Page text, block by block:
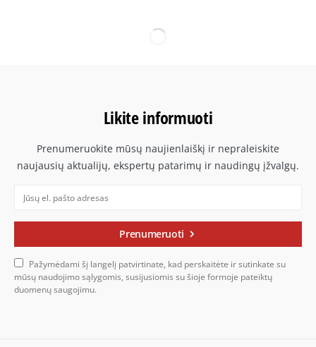
Likite informuoti
Prenumeruokite mūsų naujienlaiškį ir nepraleiskite
naujausių aktualijų, ekspertų patarimų ir naudingų įžvalgų.
Prenumeruoti
Pažymėdami šį langelį patvirtinate, kad perskaitėte ir sutinkate su
mūsų naudojimo sąlygomis, susijusiomis su šioje formoje pateiktų
duomenų saugojimu.